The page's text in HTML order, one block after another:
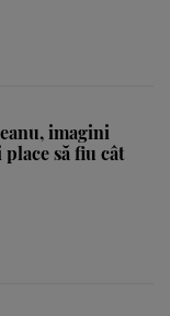
imagini
să fiu cât